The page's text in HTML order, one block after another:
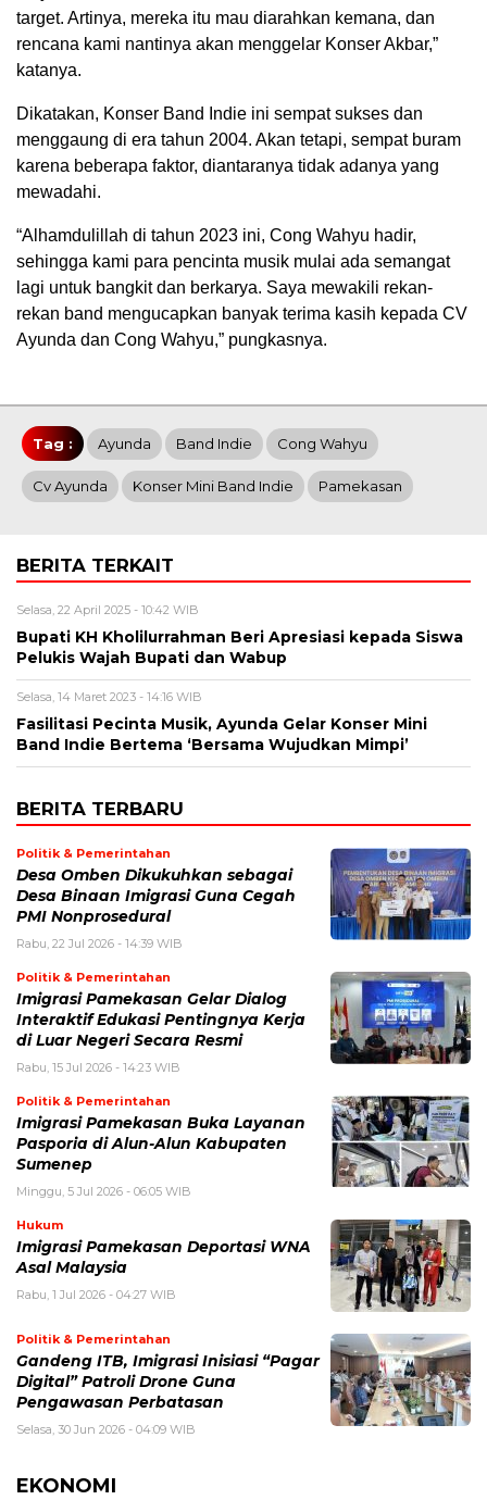
target. Artinya, mereka itu mau diarahkan kemana, dan
rencana kami nantinya akan menggelar Konser Akbar,”
katanya.
Dikatakan, Konser Band Indie ini sempat sukses dan
menggaung di era tahun 2004. Akan tetapi, sempat buram
karena beberapa faktor, diantaranya tidak adanya yang
mewadahi.
“Alhamdulillah di tahun 2023 ini, Cong Wahyu hadir,
sehingga kami para pencinta musik mulai ada semangat
lagi untuk bangkit dan berkarya. Saya mewakili rekan-
rekan band mengucapkan banyak terima kasih kepada CV
Ayunda dan Cong Wahyu,” pungkasnya.
Tag : Ayunda Band Indie Cong Wahyu
Cv Ayunda Konser Mini Band Indie Pamekasan
BERITA TERKAIT
Selasa, 22 April 2025 - 10:42 WIB
Bupati KH Kholilurrahman Beri Apresiasi kepada Siswa
Pelukis Wajah Bupati dan Wabup
Selasa, 14 Maret 2023 - 14:16 WIB
Fasilitasi Pecinta Musik, Ayunda Gelar Konser Mini
Band Indie Bertema ‘Bersama Wujudkan Mimpi’
BERITA TERBARU
Politik & Pemerintahan
Desa Omben Dikukuhkan sebagai
Desa Binaan Imigrasi Guna Cegah
PMI Nonprosedural
Rabu, 22 Jul 2026 - 14:39 WIB
Politik & Pemerintahan
Imigrasi Pamekasan Gelar Dialog
Interaktif Edukasi Pentingnya Kerja
di Luar Negeri Secara Resmi
Rabu, 15 Jul 2026 - 14:23 WIB
Politik & Pemerintahan
Imigrasi Pamekasan Buka Layanan
Pasporia di Alun-Alun Kabupaten
Sumenep
Minggu, 5 Jul 2026 - 06:05 WIB
Hukum
Imigrasi Pamekasan Deportasi WNA
Asal Malaysia
Rabu, 1 Jul 2026 - 04:27 WIB
Politik & Pemerintahan
Gandeng ITB, Imigrasi Inisiasi “Pagar
Digital” Patroli Drone Guna
Pengawasan Perbatasan
Selasa, 30 Jun 2026 - 04:09 WIB
EKONOMI